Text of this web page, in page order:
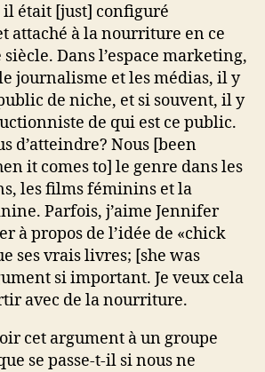
il était [just] configuré
attaché à la nourriture en ce
Dans l’espace marketing,
journalisme et les médias, il y
de niche, et si souvent, il y
de qui est ce public.
d’atteindre? Nous [been
it comes to] le genre dans les
les films féminins et la
Parfois, j’aime Jennifer
à propos de l’idée de «chick
ses vrais livres; [she was
si important. Je veux cela
avec de la nourriture.
cet argument à un groupe
se passe-t-il si nous ne